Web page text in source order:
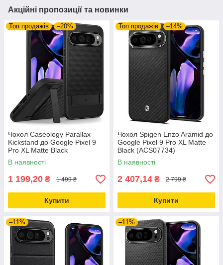
Акційні пропозиції та новинки
Топ продажів –20%
Чохол Caseology Parallax
Kickstand до Google Pixel 9
Pro XL Matte Black
(ACS07748)
В наявності
1 199,20 ₴ 1 499 ₴
Купити
Топ продажів –14%
Чохол Spigen Enzo Aramid до
Google Pixel 9 Pro XL Matte
Black (ACS07734)
В наявності
2 407,14 ₴ 2 799 ₴
Купити
–11% –11%